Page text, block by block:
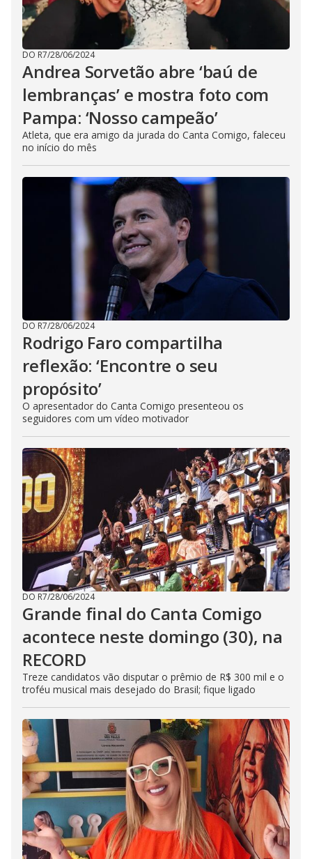
DO R7/28/06/2024
Andrea Sorvetão abre ‘baú de
lembranças’ e mostra foto com
Pampa: ‘Nosso campeão’
Atleta, que era amigo da jurada do Canta Comigo, faleceu
no início do mês
DO R7/28/06/2024
Rodrigo Faro compartilha
reflexão: ‘Encontre o seu
propósito’
O apresentador do Canta Comigo presenteou os
seguidores com um vídeo motivador
DO R7/28/06/2024
Grande final do Canta Comigo
acontece neste domingo (30), na
RECORD
Treze candidatos vão disputar o prêmio de R$ 300 mil e o
troféu musical mais desejado do Brasil; fique ligado